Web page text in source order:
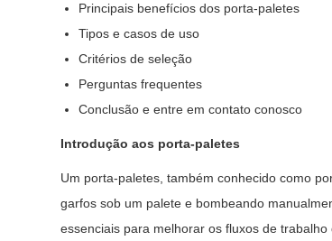
Principais benefícios dos porta-paletes
Tipos e casos de uso
Critérios de seleção
Perguntas frequentes
Conclusão e entre em contato conosco
Introdução aos porta-paletes
Um porta-paletes, também conhecido como
garfos sob um palete e bombeando
essenciais para melhorar os fluxos de